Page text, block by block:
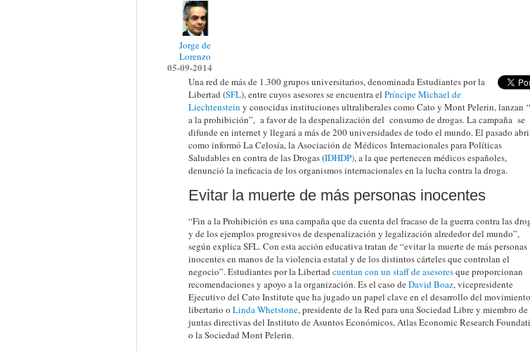
Jorge de
Lorenzo
05-09-2014
Una red de más de 1.300 grupos universitarios, denominada Estudiantes por la
Libertad (SFL), entre cuyos asesores se encuentra el Príncipe Michael de
Liechtenstein y conocidas instituciones ultraliberales como Cato y Mont Pelerin, lanzan
a la prohibición”, a favor de la despenalización del consumo de drogas. La campaña se
difunde en internet y llegará a más de 200 universidades de todo el mundo. El pasado
como informó La Celosía, la Asociación de Médicos Internacionales para Políticas
Saludables en contra de las Drogas (IDHDP), a la que pertenecen médicos españoles,
denunció la ineficacia de los organismos internacionales en la lucha contra la droga.
Evitar la muerte de más personas inocentes
“Fin a la Prohibición es una campaña que da cuenta del fracaso de la guerra contra las
y de los ejemplos progresivos de despenalización y legalización alrededor del mundo”,
según explica SFL. Con esta acción educativa tratan de “evitar la muerte de más personas
inocentes en manos de la violencia estatal y de los distintos cárteles que controlan el
negocio”. Estudiantes por la Libertad cuentan con un staff de asesoresque proporcionan
recomendaciones y apoyo a la organización. Es el caso deDavid Boaz, vicepresidente
Ejecutivo del Cato Institute que ha jugado un papel clave en el desarrollo del movimiento
libertario o Linda Whetstone, presidente de la Red para una Sociedad Libre y miembro de
juntas directivas del Instituto de Asuntos Económicos, Atlas Economic Research
o la Sociedad Mont Pelerin.